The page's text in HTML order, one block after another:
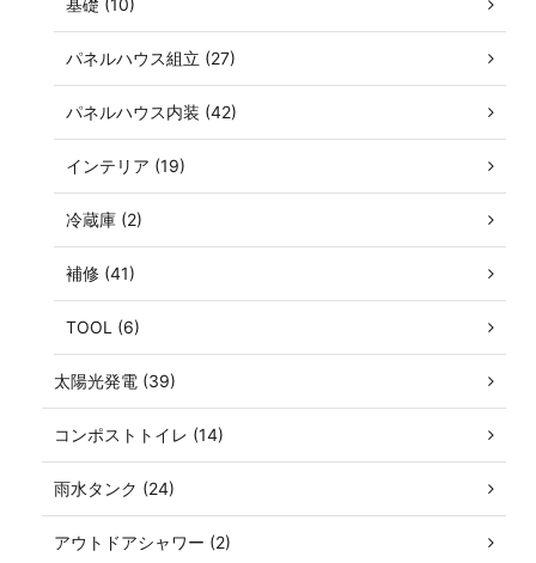
基礎 (10)
パネルハウス組立 (27)
パネルハウス内装 (42)
インテリア (19)
冷蔵庫 (2)
補修 (41)
TOOL (6)
太陽光発電 (39)
コンポストトイレ (14)
雨水タンク (24)
アウトドアシャワー (2)